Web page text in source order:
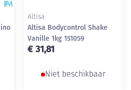
Altisa
Altisa Bodycontrol Shake
Vanille 1kg 151059
€ 31,81
Niet beschikbaar